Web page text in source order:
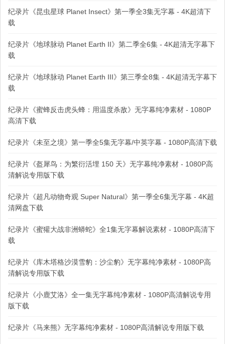
纪录片《昆虫星球 Planet Insect》第一季全3集无字幕 - 4K超清下
载
纪录片《地球脉动 Planet Earth II》第二季全6集 - 4K超清无字幕下
载
纪录片《地球脉动 Planet Earth III》第三季全8集 - 4K超清无字幕下
载
纪录片《蜜蜂反击虎头蜂：用温度杀敌》无字幕纯净素材 - 1080P
高清下载
纪录片《未至之境》第一季全5集无字幕/中英字幕 - 1080P高清下载
纪录片《盔犀鸟：为繁衍活埋 150 天》无字幕纯净素材 - 1080P高
清解说专用版下载
纪录片《超凡动物奇观 Super Natural》第一季全6集无字幕 - 4K超
清网盘下载
纪录片《蜜獾大战非洲蟒蛇》全1集无字幕解说素材 - 1080P高清下
载
纪录片《库木塔格沙漠雪豹：沙尘豹》无字幕纯净素材 - 1080P高
清解说专用版下载
纪录片《小鹿艾洛》全一集无字幕纯净素材 - 1080P高清解说专用
版下载
纪录片《马来熊》无字幕纯净素材 - 1080P高清解说专用版下载